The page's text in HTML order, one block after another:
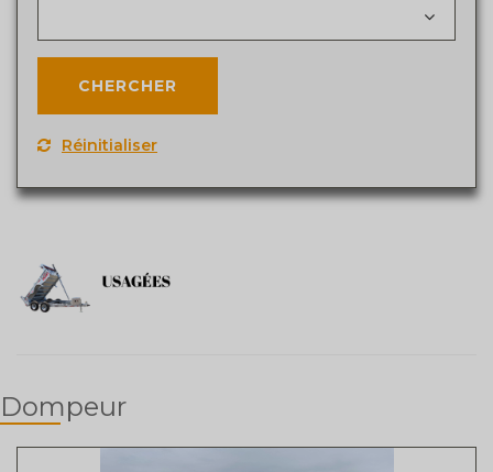
Réinitialiser
Dompeur